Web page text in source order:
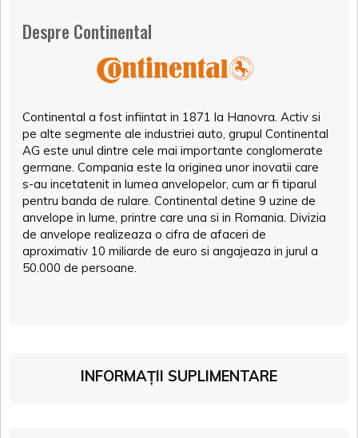
Despre Continental
Continental a fost infiintat in 1871 la Hanovra. Activ si
pe alte segmente ale industriei auto, grupul Continental
AG este unul dintre cele mai importante conglomerate
germane. Compania este la originea unor inovatii care
s-au incetatenit in lumea anvelopelor, cum ar fi tiparul
pentru banda de rulare. Continental detine 9 uzine de
anvelope in lume, printre care una si in Romania. Divizia
de anvelope realizeaza o cifra de afaceri de
aproximativ 10 miliarde de euro si angajeaza in jurul a
50.000 de persoane.
INFORMAȚII SUPLIMENTARE